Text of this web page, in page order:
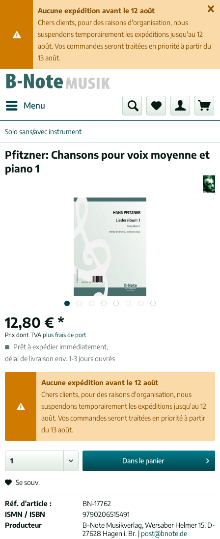
Aucune expédition avant le 12 août
Chers clients, pour des raisons d'organisation, nous
suspendons temporairement les expéditions jusqu'au 12
août. Vos commandes seront traitées en priorité à partir du
13 août.
Menu
Solo sans/avec instrument
Pfitzner: Chansons pour voix moyenne et
piano 1
12,80 € *
Prix dont TVA plus frais de port
Prêt à expédier immédiatement,
délai de livraison env. 1-3 jours ouvrés
Aucune expédition avant le 12 août
Chers clients, pour des raisons d'organisation, nous
suspendons temporairement les expéditions jusqu'au 12
août. Vos commandes seront traitées en priorité à partir
du 13 août.
Dans le panier
Se souv.
Réf. d'article :
BN-17762
ISMN / ISBN
9790206515491
Producteur
B-Note Musikverlag, Wersaber Helmer 15, D-
27628 Hagen i. Br. | post@bnote.de